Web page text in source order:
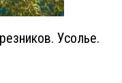
Усолье.